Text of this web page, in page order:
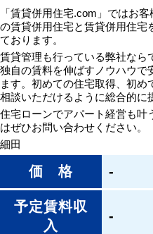
「賃貸併用住宅.com」ではお
の賃貸併用住宅と賃貸併用住宅
ております。
賃貸管理も行っている弊社なら
独自の賃料を伸ばすノウハウで
ます。初めての住宅取得、初
相談いただけるように総合的に
住宅ローンでアパート経営も叶
はぜひお問い合わせください。
細田
価 格 -
予定賃料収
入
-